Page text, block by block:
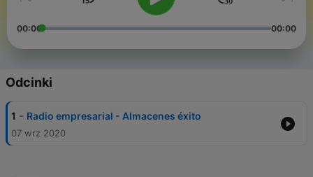
00:00 00:00
Odcinki
1 - Radio empresarial - Almacenes éxito
07 wrz 2020